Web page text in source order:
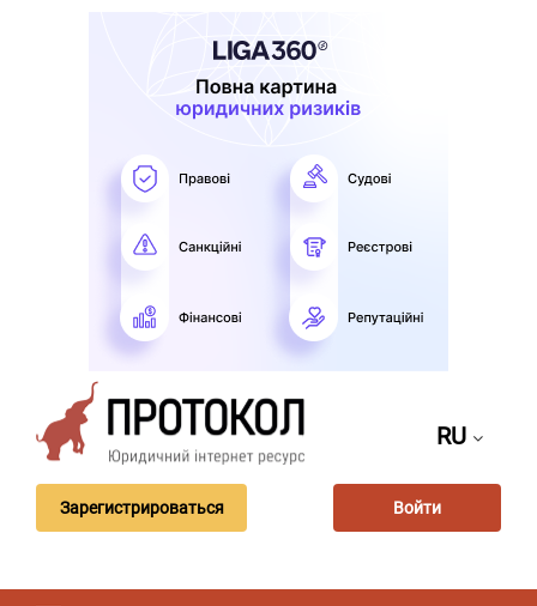
RU
Зарегистрироваться Войти